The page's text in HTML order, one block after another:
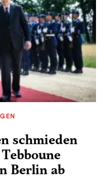
schmieden
Berlin ab